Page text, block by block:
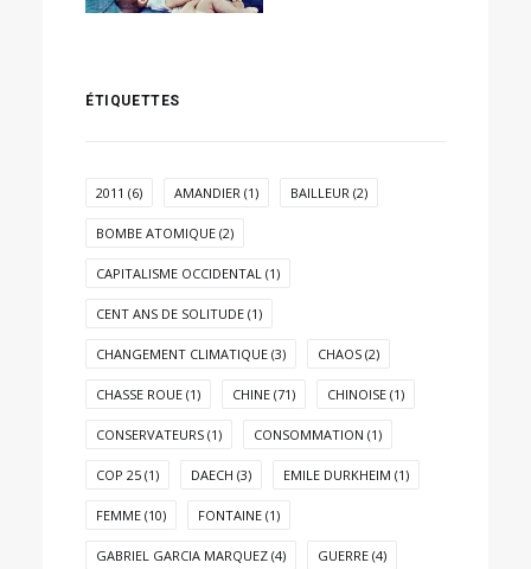
ÉTIQUETTES
2011 (6) AMANDIER (1) BAILLEUR (2)
BOMBE ATOMIQUE (2)
CAPITALISME OCCIDENTAL (1)
CENT ANS DE SOLITUDE (1)
CHANGEMENT CLIMATIQUE (3) CHAOS (2)
CHASSE ROUE (1) CHINE (71) CHINOISE (1)
CONSERVATEURS (1) CONSOMMATION (1)
COP 25 (1) DAECH (3) EMILE DURKHEIM (1)
FEMME (10) FONTAINE (1)
GABRIEL GARCIA MARQUEZ (4) GUERRE (4)